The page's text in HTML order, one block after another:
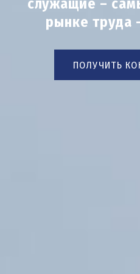
служащие –
рынке труда
ПОЛУЧИТЬ